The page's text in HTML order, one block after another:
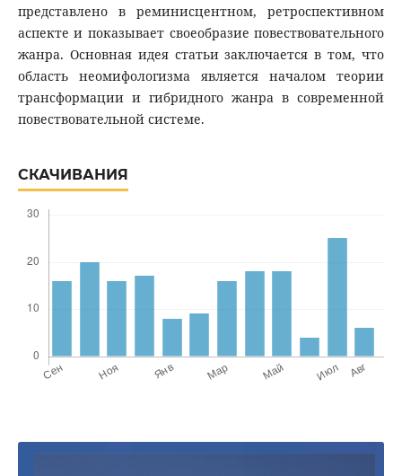
представлено в реминисцентном, ретроспективном
аспекте и показывает своеобразие повествовательного
жанра. Основная идея статьи заключается в том, что
область неомифологизма является началом теории
трансформации и гибридного жанра в современной
повествовательной системе.
СКАЧИВАНИЯ